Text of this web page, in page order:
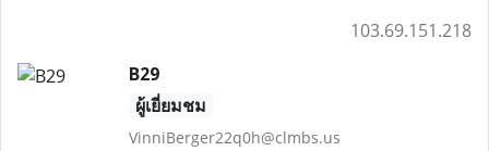
103.69.151.218
B29
ผู้เยี่ยมชม
VinniBerger22q0h@clmbs.us